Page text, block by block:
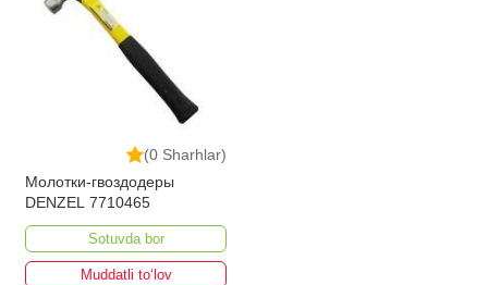
(0 Sharhlar)
Молотки-гвоздодеры
DENZEL 7710465
Sotuvda bor
Muddatli to‘lov